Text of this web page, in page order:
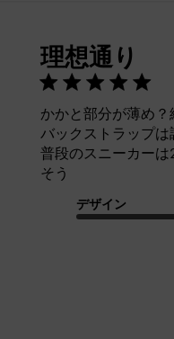
理想通り
かかと部分が薄め
バックストラップ
普段のスニーカー
そう
デザイン